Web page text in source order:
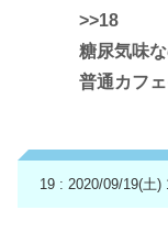
>>18
糖尿気味
普通カフ
19 : 2020/09/19(土)